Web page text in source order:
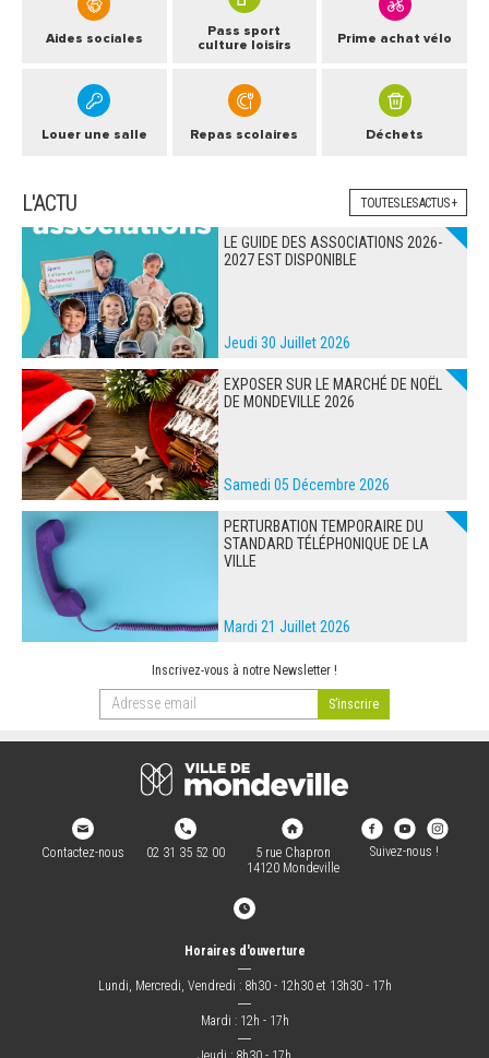
Aides sociales
Pass sport
culture loisirs
Prime achat vélo
Louer une salle Repas scolaires Déchets
L'ACTU TOUTES LES ACTUS +
LE GUIDE DES ASSOCIATIONS 2026-
2027 EST DISPONIBLE
Jeudi 30 Juillet 2026
EXPOSER SUR LE MARCHÉ DE NOËL
DE MONDEVILLE 2026
Samedi 05 Décembre 2026
PERTURBATION TEMPORAIRE DU
STANDARD TÉLÉPHONIQUE DE LA
VILLE
Mardi 21 Juillet 2026
Inscrivez-vous à notre Newsletter !
Contactez-nous 02 31 35 52 00
5 rue Chapron
14120 Mondeville
Suivez-nous !
Horaires d'ouverture
―
Lundi, Mercredi, Vendredi : 8h30 - 12h30 et 13h30 - 17h
―
Mardi : 12h - 17h
―